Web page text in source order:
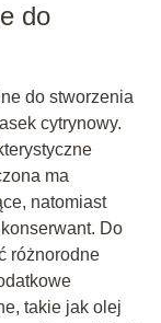
do
do stworzenia
cytrynowy.
ma
natomiast
Do
różnorodne
takie jak olej